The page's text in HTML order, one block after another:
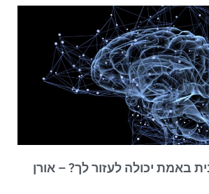
באמת יכולה לעזור לך? – אורן